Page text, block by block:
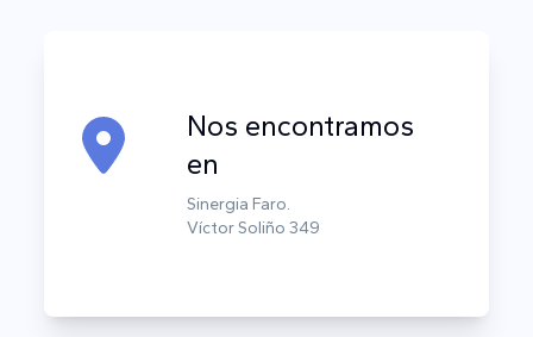
Nos encontramos
en
Sinergia Faro.
Víctor Soliño 349